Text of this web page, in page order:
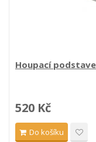
Houpací
520 Kč
Do košíku